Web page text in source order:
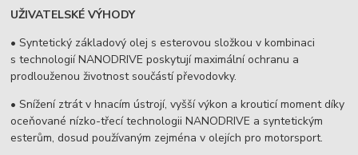
UŽIVATELSKÉ VÝHODY
• Syntetický základový olej s esterovou složkou v kombinaci
s technologií NANODRIVE poskytují maximální ochranu a
prodlouženou životnost součástí převodovky.
• Snížení ztrát v hnacím ústrojí, vyšší výkon a krouticí moment díky
oceňované nízko-třecí technologii NANODRIVE a syntetickým
esterům, dosud používaným zejména v olejích pro motorsport.